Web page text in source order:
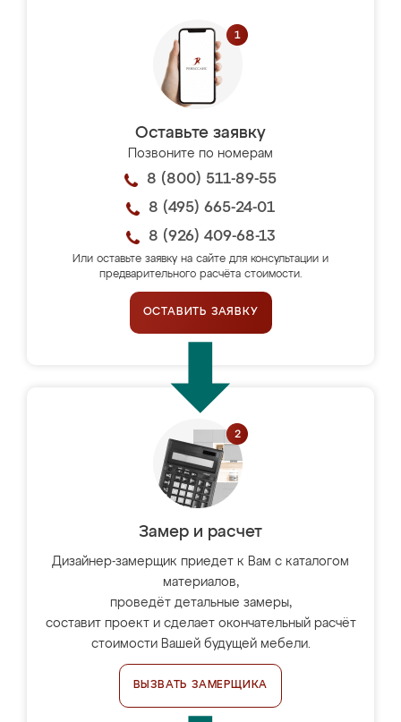
Оставьте заявку
Позвоните по номерам
8 (800) 511-89-55
8 (495) 665-24-01
8 (926) 409-68-13
Или оставьте заявку на сайте для консультации и
предварительного расчёта стоимости.
ОСТАВИТЬ ЗАЯВКУ
Замер и расчет
Дизайнер-замерщик приедет к Вам с каталогом
материалов,
проведёт детальные замеры,
составит проект и сделает окончательный расчёт
стоимости Вашей будущей мебели.
ВЫЗВАТЬ ЗАМЕРЩИКА